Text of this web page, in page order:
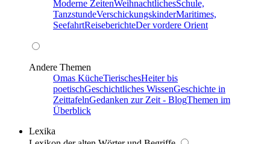
Moderne ZeitenWeihnachtlichesSchule,
TanzstundeVerschickungskinderMaritimes,
SeefahrtReiseberichteDer vordere Orient
Andere Themen
Omas KücheTierischesHeiter bis
poetischGeschichtliches WissenGeschichte in
ZeittafelnGedanken zur Zeit - BlogThemen im
Überblick
Lexika